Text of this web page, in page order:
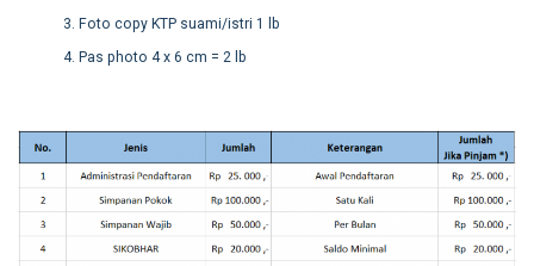
Foto copy KTP suami/istri 1 lb
Pas photo 4 x 6 cm = 2 lb